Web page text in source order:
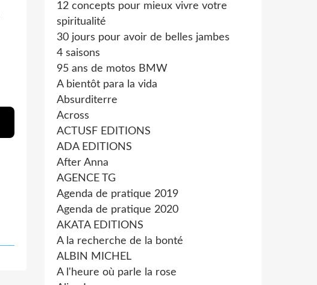
12 concepts pour mieux vivre votre
spiritualité
30 jours pour avoir de belles jambes
4 saisons
95 ans de motos BMW
A bientôt para la vida
Absurditerre
Across
ACTUSF EDITIONS
ADA EDITIONS
After Anna
AGENCE TG
Agenda de pratique 2019
Agenda de pratique 2020
AKATA EDITIONS
A la recherche de la bonté
ALBIN MICHEL
A l'heure où parle la rose